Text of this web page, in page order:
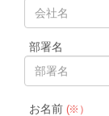
部署名
お名前(※）